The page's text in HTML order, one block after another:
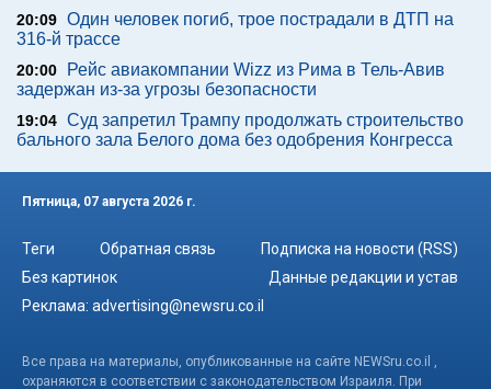
20:09 Один человек погиб, трое пострадали в ДТП на
316-й трассе
20:00
Рейс авиакомпании Wizz из Рима в Тель-Авив
задержан из-за угрозы безопасности
19:04 Суд запретил Трампу продолжать строительство
бального зала Белого дома без одобрения Конгресса
Пятница, 07 августа 2026 г.
Теги Обратная связь
Подписка на новости (RSS)
Без картинок
Данные редакции и устав
Реклама: advertising@newsru.co.il
Все права на материалы, опубликованные на сайте NEWSru.co.il ,
охраняются в соответствии с законодательством Израиля. При